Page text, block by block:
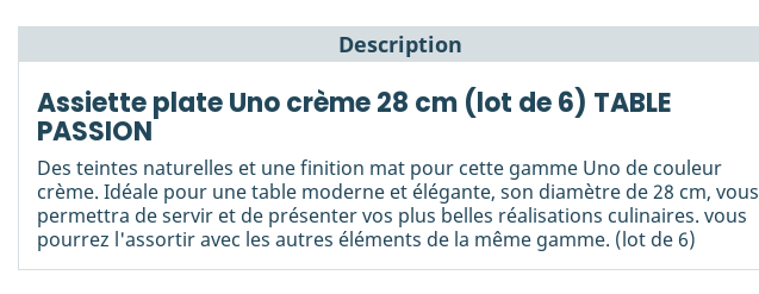
Description
Assiette plate Uno crème 28 cm (lot de 6) TABLE
PASSION
Des teintes naturelles et une finition mat pour cette gamme Uno de couleur
crème. Idéale pour une table moderne et élégante, son diamètre de 28 cm, vous
permettra de servir et de présenter vos plus belles réalisations culinaires. vous
pourrez l'assortir avec les autres éléments de la même gamme. (lot de 6)